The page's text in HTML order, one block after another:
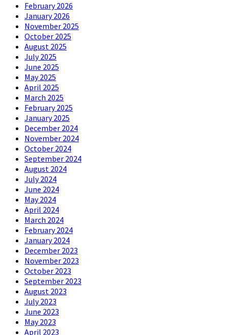
February 2026
January 2026
November 2025
October 2025
August 2025
July 2025
June 2025
May 2025
April 2025
March 2025
February 2025
January 2025
December 2024
November 2024
October 2024
September 2024
August 2024
July 2024
June 2024
May 2024
April 2024
March 2024
February 2024
January 2024
December 2023
November 2023
October 2023
September 2023
August 2023
July 2023
June 2023
May 2023
April 2023